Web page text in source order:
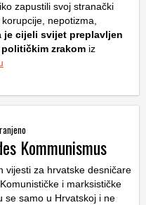
zapustili svoj stranački
nepotizma,
je cijeli svijet preplavljen
zrakom iz
Kommunismus
vijesti za hrvatske desničare
i marksističke
se samo u Hrvatskoj i ne